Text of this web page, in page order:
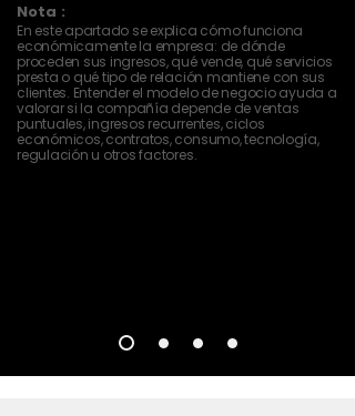
Nota :
En este apartado se explica cómo funciona
económicamente la empresa: de dónde
proceden sus ingresos, qué vende, qué servicios
presta o qué tipo de relación mantiene con sus
clientes. Entender el modelo de negocio ayuda a
valorar si la compañía depende de ventas
puntuales, ingresos recurrentes, ciclos
económicos, contratos, consumo, tecnología,
regulación u otros factores.